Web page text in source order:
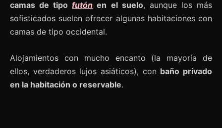
camas de tipofutón en el suelo, aunque los más
sofisticados suelen ofrecer algunas habitaciones con
camas de tipo occidental.
Alojamientos con mucho encanto (la mayoría de
ellos, verdaderos lujos asiáticos), con baño privado
en la habitación o reservable.